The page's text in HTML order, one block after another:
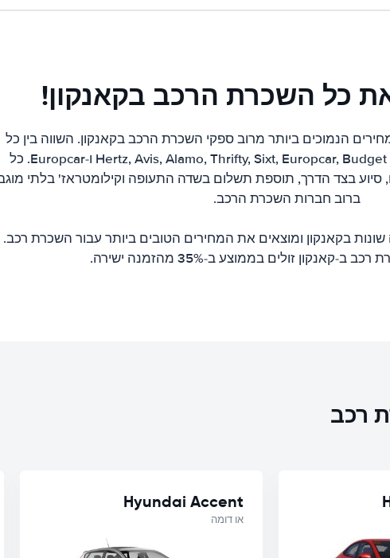
כל השכרת הרכב בקאנקון!
הנמוכים ביותר מרוב ספקי השכרת הרכב בקאנקון. השווה בין כל
החברות המובילות בקאנקון כגון; Hertz, Avis, Alamo, Thrifty, Sixt, Europcar, Budget ו-Europcar. כל
סיוע בצד הדרך, תוספת תשלום בשדה התעופה וקילומטראז' בלתי
ברוב חברות השכרת הרכב.
שונות בקאנקון ומוצאים את המחירים הטובים ביותר עבור השכרת
קאנקון זולים בממוצע ב-35% מהזמנה ישירה.
רכב
Hyundai Accent
או דומה